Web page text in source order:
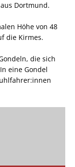
Dortmund.
Höhe von 48
die Kirmes.
die sich
eine Gondel